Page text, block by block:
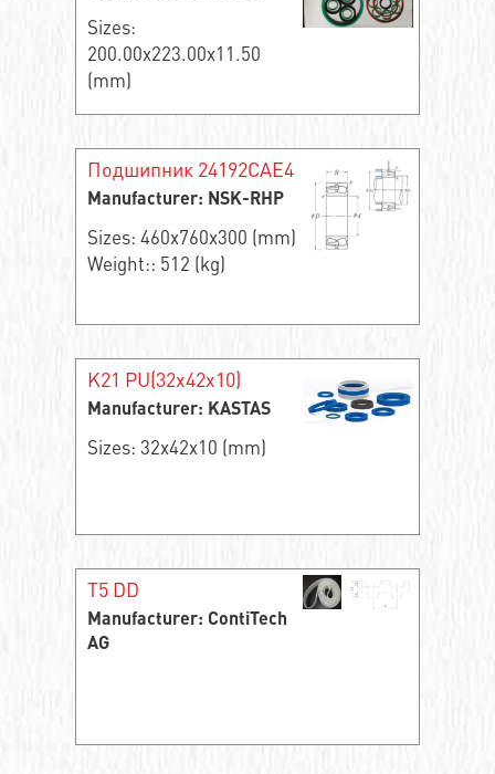
Sizes:
200.00x223.00x11.50
(mm)
Подшипник 24192CAE4
Manufacturer: NSK-RHP
Sizes: 460x760x300 (mm)
Weight:: 512 (kg)
K21 PU(32x42x10)
Manufacturer: KASTAS
Sizes: 32x42x10 (mm)
T5 DD
Manufacturer: ContiTech
AG